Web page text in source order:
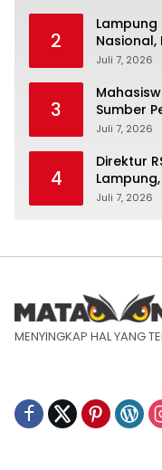
2
Nasional,
Juli 7, 2026
3
Sumber
Krui Raih
Juli 7, 2026
4
Direktur
Laporan
Juli 7, 2026
MENYINGKAP HAL YANG